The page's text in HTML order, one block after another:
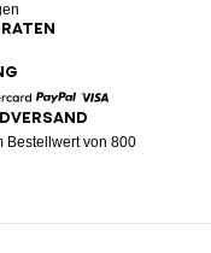
Paypal
Bestellwert von 800